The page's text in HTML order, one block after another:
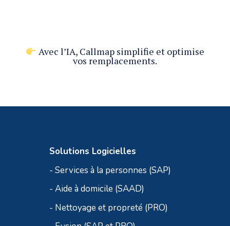
Avec l’IA, Callmap simplifie et optimise
vos remplacements.
Solutions Logicielles
- Services à la personnes (SAP)
- Aide à domicile (SAAD)
- Nettoyage et propreté (PRO)